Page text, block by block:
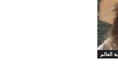
العالم